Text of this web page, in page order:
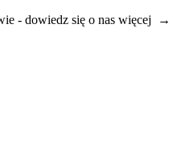
- dowiedz się o nas więcej →